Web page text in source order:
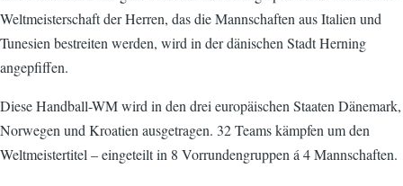
Weltmeisterschaft der Herren, das die Mannschaften aus Italien und
Tunesien bestreiten werden, wird in der dänischen Stadt Herning
angepfiffen.
Diese Handball-WM wird in den drei europäischen Staaten Dänemark,
Norwegen und Kroatien ausgetragen. 32 Teams kämpfen um den
Weltmeistertitel – eingeteilt in 8 Vorrundengruppen á 4 Mannschaften.